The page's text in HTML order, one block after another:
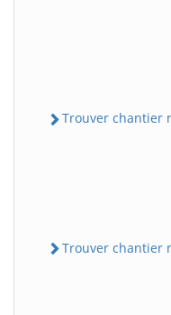
Trouver chantier
Trouver chantier